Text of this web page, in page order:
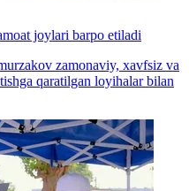
joylari barpo etiladi
zamonaviy, xavfsiz va
qaratilgan loyihalar bilan